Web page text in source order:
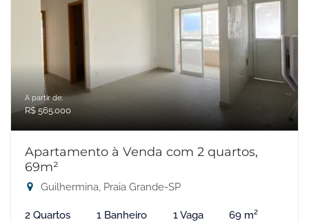
A partir de:
R$ 565.000
Apartamento à Venda com 2 quartos,
69m²
Guilhermina, Praia Grande-SP
2 Quartos 1 Banheiro 1 Vaga 69 m²